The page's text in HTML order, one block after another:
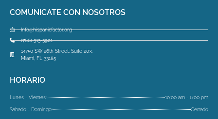
COMUNICATE CON NOSOTROS
Info@hispanicfactor.org
(786) 313-3901
14750 SW 26th Street, Suite 203,
Miami, FL 33185
HORARIO
Lunes - Viernes: 10:00 am - 6:00 pm
Sabado - Domingo: Cerrado